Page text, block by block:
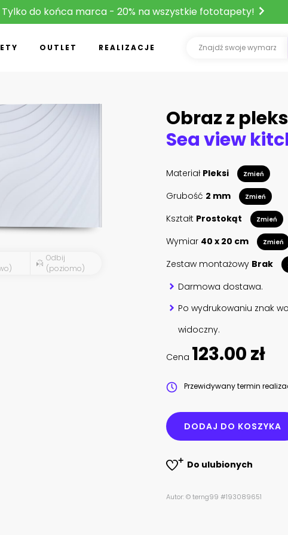
Tylko do końca marca - 20% na wszystkie fototapety!
OUTLET REALIZACJE
Odbij
(poziomo)
Obraz z
Materiał Pleksi Zmień
Grubość 2 mm Zmień
Kształt Prostokąt Zmień
Wymiar 40 x 20 cm Zmień
Zestaw montażowy Brak
Darmowa dostawa.
Po wydrukowaniu znak
widoczny.
Cena 123.00 zł
Przewidywany termin
DODAJ DO KOSZYKA
Do ulubionych
Autor: © terng99 #193089651